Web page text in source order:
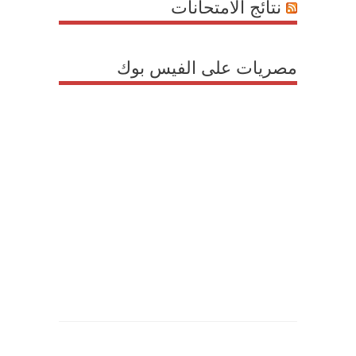
نتائج الامتحانات
مصريات على الفيس بوك